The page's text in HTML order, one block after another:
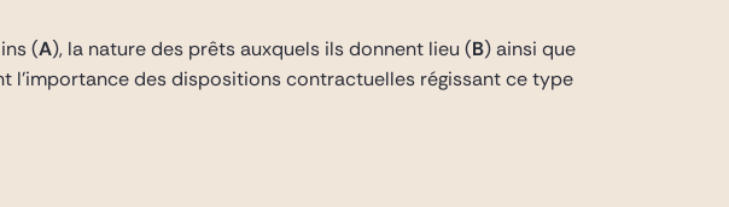
(A), la nature des prêts auxquels ils donnent lieu (B) ainsi que
l’importance des dispositions contractuelles régissant ce type